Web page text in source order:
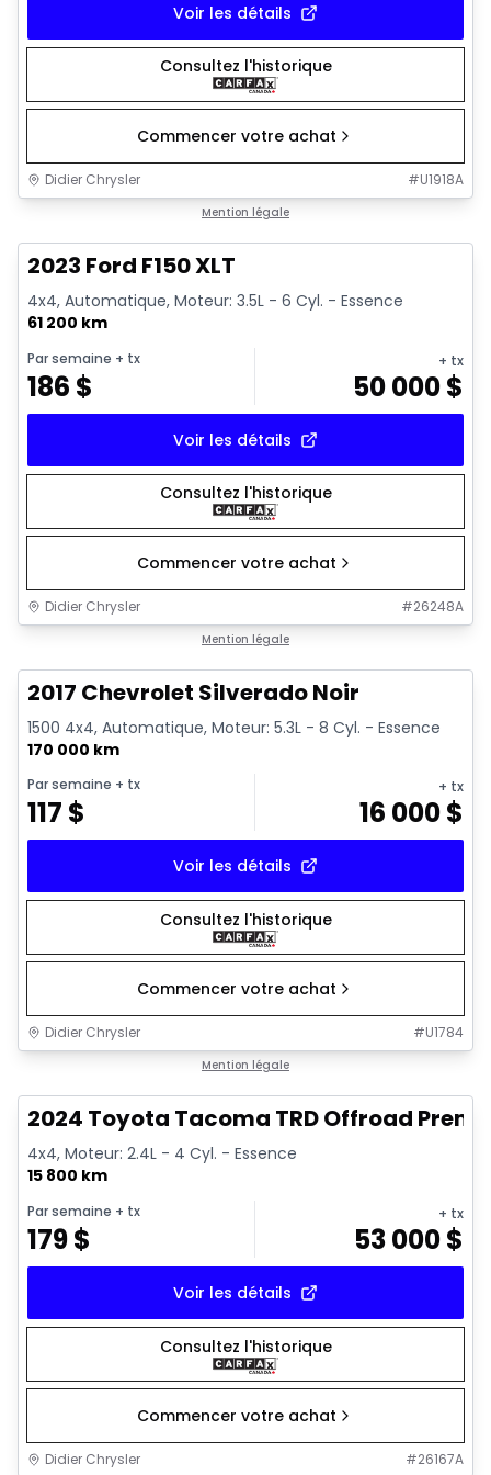
Voir les détails
Consultez l'historique
Commencer votre achat
Didier Chrysler #U1918A
Mention légale
2023 Ford F150 XLT
4x4, Automatique, Moteur: 3.5L - 6 Cyl. - Essence
61 200 km
Par semaine + tx
186 $
+ tx
50 000$
Voir les détails
Consultez l'historique
Commencer votre achat
Didier Chrysler #26248A
Mention légale
2017 Chevrolet Silverado Noir
1500 4x4, Automatique, Moteur: 5.3L - 8 Cyl. - Essence
170 000 km
Par semaine + tx
117 $
+ tx
16 000$
Voir les détails
Consultez l'historique
Commencer votre achat
Didier Chrysler #U1784
Mention légale
2024 Toyota Tacoma TRD Offroad
4x4, Moteur: 2.4L - 4 Cyl. - Essence
15 800 km
Par semaine + tx
179$
+ tx
53 000$
Voir les détails
Consultez l'historique
Commencer votre achat
Didier Chrysler #26167A